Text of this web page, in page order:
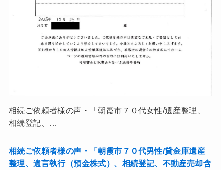
相続ご依頼者様の声・「朝霞市７０代女性/遺産整理、
相続登記、…
相続ご依頼者様の声・「朝霞市７０代男性/貸金庫遺産
整理、遺言執行（預金株式）、相続登記、不動産売却含